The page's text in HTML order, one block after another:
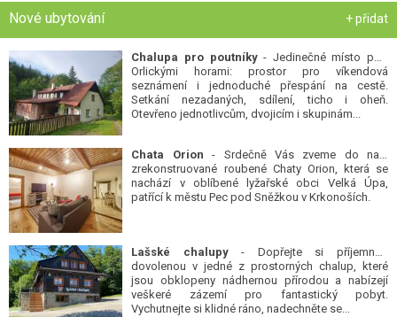
Nové ubytování + přidat
Chalupa pro poutníky- Jedinečné místo pod
Orlickými horami: prostor pro víkendová
seznámení i jednoduché přespání na cestě.
Setkání nezadaných, sdílení, ticho i oheň.
Otevřeno jednotlivcům, dvojicím i skupinám...
Chata Orion - Srdečně Vás zveme do naší
zrekonstruované roubené Chaty Orion, která se
nachází v oblíbené lyžařské obci Velká Úpa,
patřící k městu Pec pod Sněžkou v Krkonoších.
Lašské chalupy- Dopřejte si příjemnou
dovolenou v jedné z prostorných chalup, které
jsou obklopeny nádhernou přírodou a nabízejí
veškeré zázemí pro fantastický pobyt.
Vychutnejte si klidné ráno, nadechněte se...